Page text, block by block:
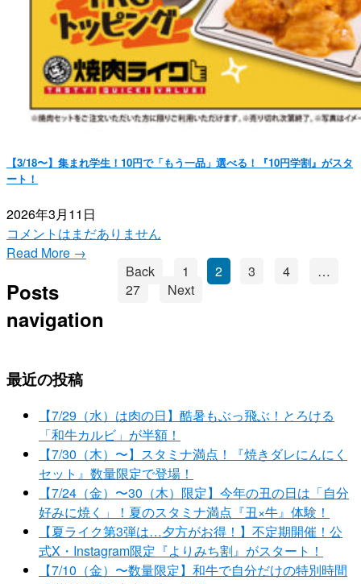
【3/18〜】集まれ学生！10円で「もう一品」選べる！『10円学割』がスタ
ート！
2026年3月11日
コメントはまだありません
Read More →
Posts
navigation
Back 1 2 3 4
…
27
Next
最近の投稿
【7/29（水）は肉の日】酷暑もぶっ飛ぶ！とろける
「和牛カルビ」が半額！
【7/30（木）〜】スタミナ満点！『焼きダレにんにく
セット』数量限定で登場！
【7/24（金）〜30（木）限定】今年の丑の日は「自分
好みに焼く」！夏のスタミナ満点『丑×牛』体験！
【夏ライク第3弾は…夕方がお得！】不定期開催！公
式X・Instagram限定『よりみち割』がスタート！
【7/10（金）〜数量限定】和牛で自分だけの特別時間